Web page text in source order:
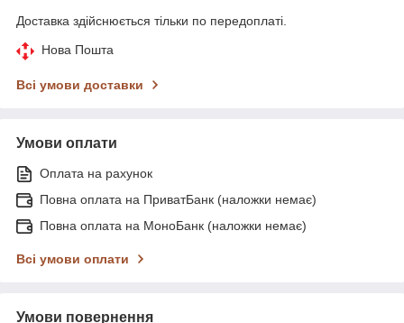
Доставка здійснюється тільки по передоплаті.
Нова Пошта
Всі умови доставки
Умови оплати
Оплата на рахунок
Повна оплата на ПриватБанк (наложки немає)
Повна оплата на МоноБанк (наложки немає)
Всі умови оплати
Умови повернення